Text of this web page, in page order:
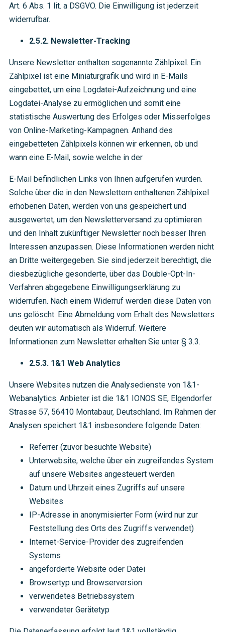
Art. 6 Abs. 1 lit. a DSGVO. Die Einwilligung ist jederzeit
widerrufbar.
2.5.2. Newsletter-Tracking
Unsere Newsletter enthalten sogenannte Zählpixel. Ein
Zählpixel ist eine Miniaturgrafik und wird in E-Mails
eingebettet, um eine Logdatei-Aufzeichnung und eine
Logdatei-Analyse zu ermöglichen und somit eine
statistische Auswertung des Erfolges oder Misserfolges
von Online-Marketing-Kampagnen. Anhand des
eingebetteten Zählpixels können wir erkennen, ob und
wann eine E-Mail, sowie welche in der
E-Mail befindlichen Links von Ihnen aufgerufen wurden.
Solche über die in den Newslettern enthaltenen Zählpixel
erhobenen Daten, werden von uns gespeichert und
ausgewertet, um den Newsletterversand zu optimieren
und den Inhalt zukünftiger Newsletter noch besser Ihren
Interessen anzupassen. Diese Informationen werden nicht
an Dritte weitergegeben. Sie sind jederzeit berechtigt, die
diesbezügliche gesonderte, über das Double-Opt-In-
Verfahren abgegebene Einwilligungserklärung zu
widerrufen. Nach einem Widerruf werden diese Daten von
uns gelöscht. Eine Abmeldung vom Erhalt des Newsletters
deuten wir automatisch als Widerruf. Weitere
Informationen zum Newsletter erhalten Sie unter § 3.3.
2.5.3. 1&1 Web Analytics
Unsere Websites nutzen die Analysedienste von 1&1-
Webanalytics. Anbieter ist die 1&1 IONOS SE, Elgendorfer
Strasse 57, 56410 Montabaur, Deutschland. Im Rahmen der
Analysen speichert 1&1 insbesondere folgende Daten:
Referrer (zuvor besuchte Website)
Unterwebsite, welche über ein zugreifendes System
auf unsere Websites angesteuert werden
Datum und Uhrzeit eines Zugriffs auf unsere
Websites
IP-Adresse in anonymisierter Form (wird nur zur
Feststellung des Orts des Zugriffs verwendet)
Internet-Service-Provider des zugreifenden
Systems
angeforderte Website oder Datei
Browsertyp und Browserversion
verwendetes Betriebssystem
verwendeter Gerätetyp